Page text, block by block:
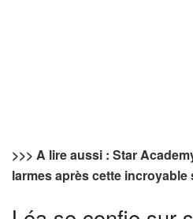
>>> A lire aussi : Star
larmes après cette